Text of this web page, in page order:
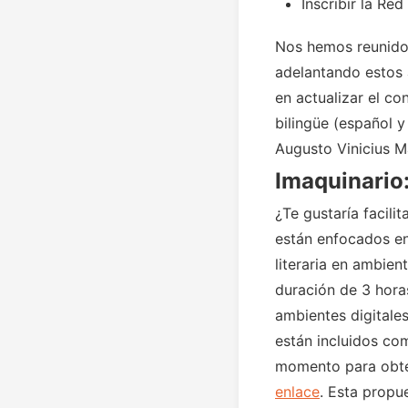
Nos hemos
adelantando
en actualizar el
bilingüe (español
Augusto Vinicius
¿Te gustaría
están enfocados
literaria en
duración de 3
ambientes
están incluidos
momento para
enlace. Esta